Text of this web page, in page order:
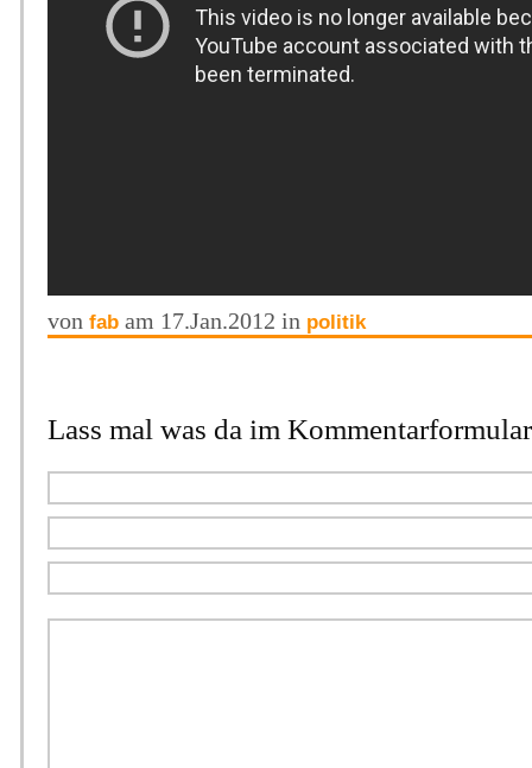
von fab am 17.Jan.2012 in politik
Lass mal was da im